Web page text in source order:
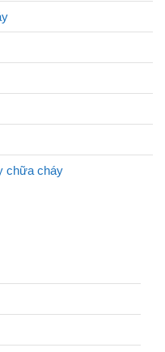
chữa cháy